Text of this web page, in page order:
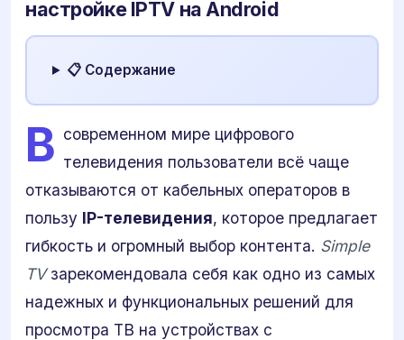
настройке IPTV на Android
📋 Содержание
В современном мире цифрового
телевидения пользователи всё чаще
отказываются от кабельных операторов в
пользу IP-телевидения, которое предлагает
гибкость и огромный выбор контента. Simple
TVзарекомендовала себя как одно из самых
надежных и функциональных решений для
просмотра ТВ на устройствах с